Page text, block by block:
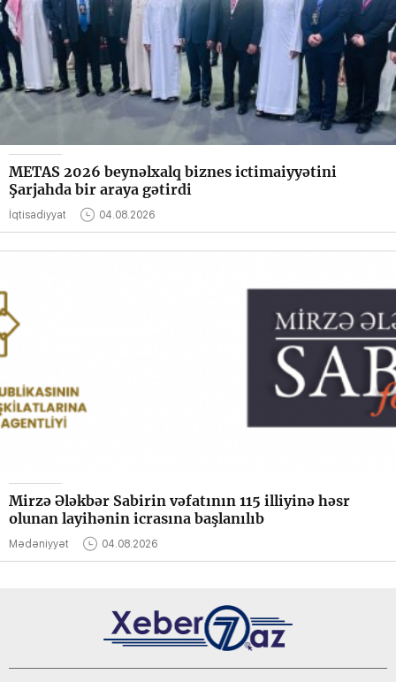
METAS 2026 beynəlxalq biznes ictimaiyyətini
Şarjahda bir araya gətirdi
İqtisadiyyat 04.08.2026
Mirzə Ələkbər Sabirin vəfatının 115 illiyinə həsr
olunan layihənin icrasına başlanılıb
Mədəniyyət 04.08.2026